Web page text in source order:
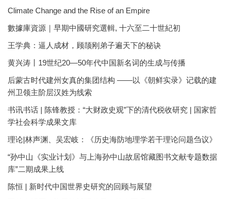
Climate Change and the Rise of an Empire
數據庫資源｜早期中國研究選輯, 十六至二十世紀初
王学典：逼人成材，顾颉刚弟子遍天下的秘诀
黄兴涛丨19世纪20—50年代中国新名词的生成与传播
后蒙古时代建州女真的集团结构 ——以《朝鲜实录》记载的建
州卫领主阶层汉姓为线索
书讯书话 | 陈锋教授：“大财政史观”下的清代税收研究 | 国家哲
学社会科学成果文库
理论|林声渊、吴宏岐：《历史海防地理学若干理论问题刍议》
“孙中山《实业计划》与上海孙中山故居馆藏图书文献专题数据
库”二期成果上线
陈恒 | 新时代中国世界史研究的回顾与展望